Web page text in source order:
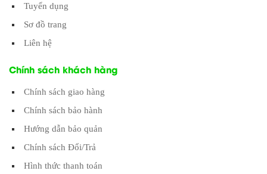
Tuyển dụng
Sơ đồ trang
Liên hệ
Chính sách khách hàng
Chính sách giao hàng
Chính sách bảo hành
Hướng dẫn bảo quản
Chính sách Đổi/Trả
Hình thức thanh toán